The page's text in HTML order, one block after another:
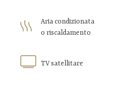
Aria condizionata
o riscaldamento
TV satellitare